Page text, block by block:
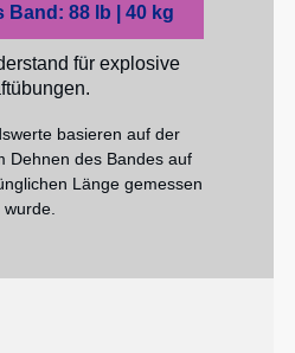
Band: 88 lb | 40 kg
für explosive
basieren auf der
Dehnen des Bandes auf
Länge gemessen
wurde.